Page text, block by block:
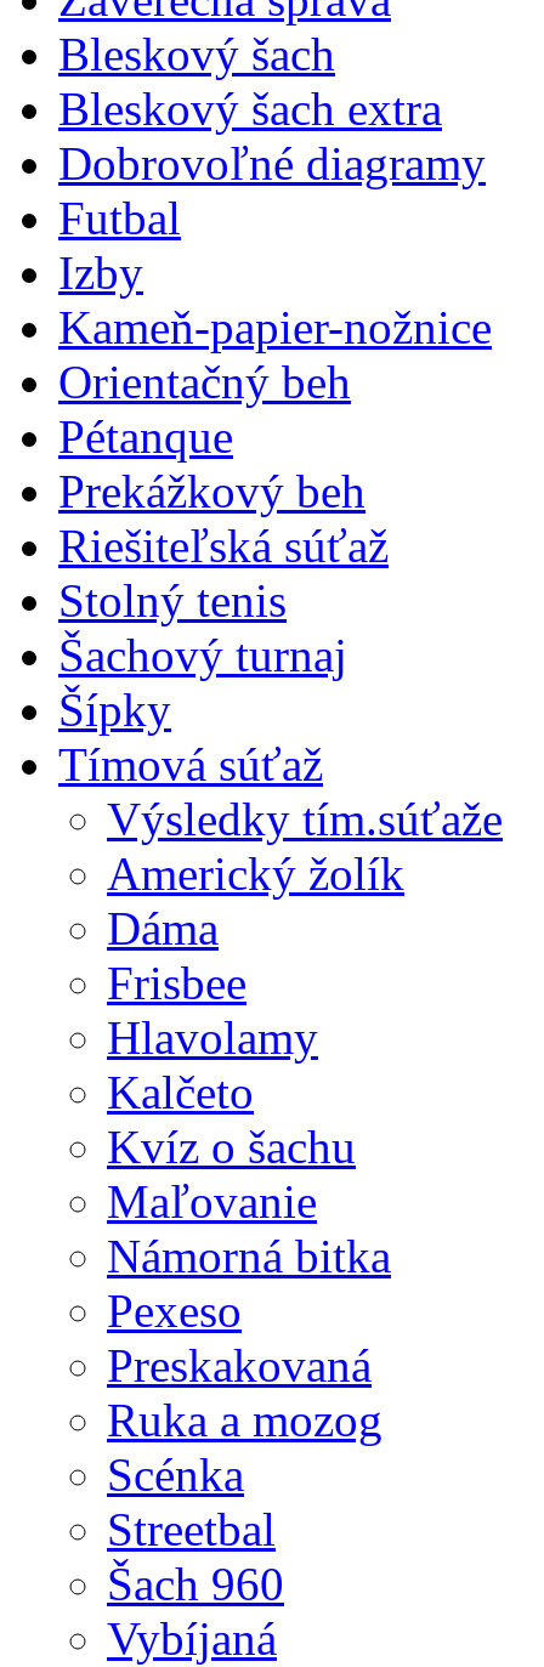
Bleskový šach
Bleskový šach extra
Dobrovoľné diagramy
Futbal
Izby
Kameň-papier-nožnice
Orientačný beh
Pétanque
Prekážkový beh
Riešiteľská súťaž
Stolný tenis
Šachový turnaj
Šípky
Tímová súťaž
Výsledky tím.súťaže
Americký žolík
Dáma
Frisbee
Hlavolamy
Kalčeto
Kvíz o šachu
Maľovanie
Námorná bitka
Pexeso
Preskakovaná
Ruka a mozog
Scénka
Streetbal
Šach 960
Vybíjaná